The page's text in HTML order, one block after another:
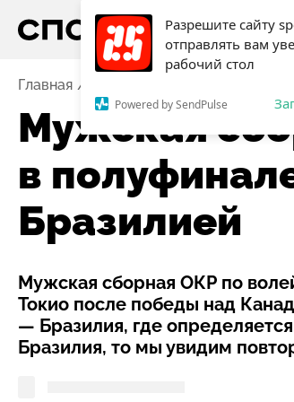
Разрешите сайту
отправлять вам
рабочий стол
Powered by SendPulse
Главная
Мужская
в
Бразилией
Мужская сборная ОКР по
Токио после победы над
— Бразилия, где
Бразилия, то мы увидим